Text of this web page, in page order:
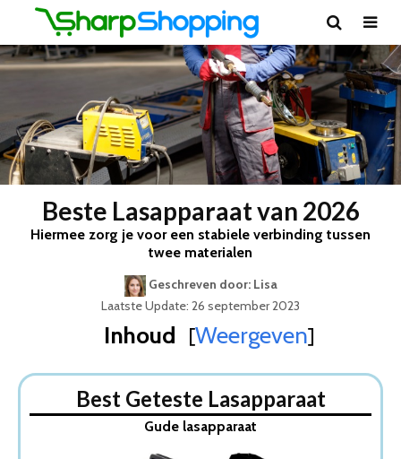
Beste Lasapparaat van 2026
Hiermee zorg je voor een stabiele verbinding tussen
twee materialen
Geschreven door: Lisa
Laatste Update: 26 september 2023
Inhoud [Weergeven]
1. Gude lasapparaat
2. Kraft Pro+ Lasapparaat
3. Kibani Lasapparaat
Best Geteste Lasapparaat
Gude lasapparaat